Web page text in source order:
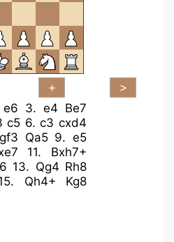
e6 3.e4 Be7
c5 6.c3 cxd4
Qa5 9.e5
11. Bxh7+
13. Qg4 Rh8
Qh4+
Kg8